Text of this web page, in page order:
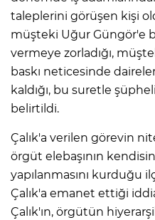
taleplerini görüşen kişi
müşteki Uğur Güngör'e
vermeye zorladığı,
baskı neticesinde
kaldığı, bu suretle
belirtildi.
Çalık'a verilen görevin
örgüt elebaşının
yapılanmasını kurduğu
Çalık'a emanet ettiği
Çalık'ın, örgütün